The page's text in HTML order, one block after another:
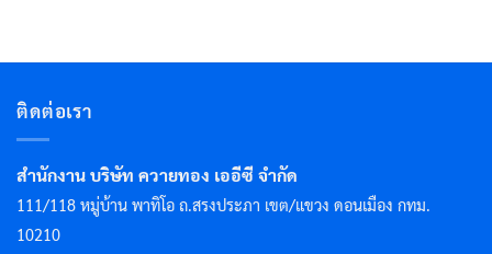
ติดต่อเรา
สำนักงาน บริษัท ควายทอง เออีซี จำกัด
111/118 หมู่บ้าน พาทิโอ ถ.สรงประภา เขต/แขวง ดอนเมือง กทม.
10210